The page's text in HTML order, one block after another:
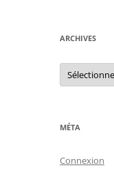
ARCHIVES
Archives
MÉTA
Connexion